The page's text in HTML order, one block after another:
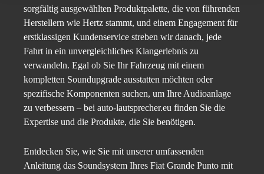
sorgfältig ausgewählten Produktpalette, die von führenden
Herstellern wie Hertz stammt, und einem Engagement für
erstklassigen Kundenservice streben wir danach, jede
Fahrt in ein unvergleichliches Klangerlebnis zu
verwandeln. Egal ob Sie Ihr Fahrzeug mit einem
kompletten Soundupgrade ausstatten möchten oder
spezifische Komponenten suchen, um Ihre Audioanlage
zu verbessern – bei auto-lautsprecher.eu finden Sie die
Expertise und die Produkte, die Sie benötigen.
Entdecken Sie, wie Sie mit unserer umfassenden
Anleitung das Soundsystem Ihres Fiat Grande Punto mit